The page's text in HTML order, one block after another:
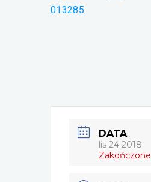
013285
DATA
lis 24 2018